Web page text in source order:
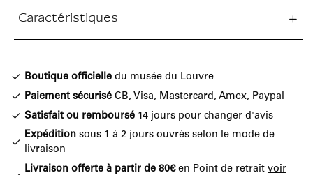
Caractéristiques
Boutique officielle du musée du Louvre
Paiement sécurisé CB, Visa, Mastercard, Amex, Paypal
Satisfait ou remboursé 14 jours pour changer d'avis
Expédition sous 1 à 2 jours ouvrés selon le mode de
livraison
Livraison offerte à partir de 80€en Point de retrait voir